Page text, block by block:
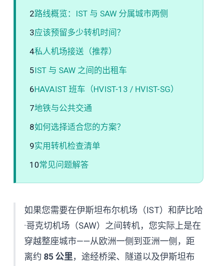
2路线概览：IST 与 SAW 分属城市两侧
3应该预留多少转机时间？
4私人机场接送（推荐）
5IST 与 SAW 之间的出租车
6HAVAIST 班车（HVIST-13 / HVIST-SG）
7地铁与公共交通
8如何选择适合您的方案？
9实用转机检查清单
10常见问题解答
如果您需要在伊斯坦布尔机场（IST）和萨比哈
·哥克切机场（SAW）之间转机，您实际上是在
穿越整座城市——从欧洲一侧到亚洲一侧，距
离约 85 公里，途经桥梁、隧道以及伊斯坦布